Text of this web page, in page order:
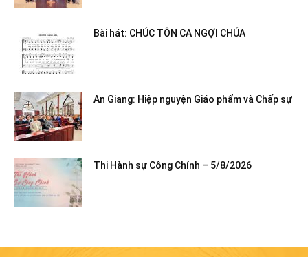
Bài hát: CHÚC TÔN CA NGỢI CHÚA
An Giang: Hiệp nguyện Giáo phẩm và Chấp sự
Thi Hành sự Công Chính – 5/8/2026